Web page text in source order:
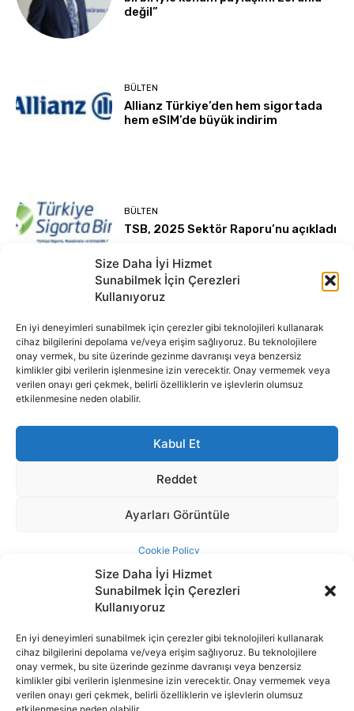
Size Daha İyi Hizmet
Sunabilmek İçin Çerezleri
Kullanıyoruz
En iyi deneyimleri sunabilmek için çerezler gibi teknolojileri kullanarak
cihaz bilgilerini depolama ve/veya erişim sağlıyoruz. Bu teknolojilere
onay vermek, bu site üzerinde gezinme davranışı veya benzersiz
kimlikler gibi verilerin işlenmesine izin verecektir. Onay vermemek veya
verilen onayı geri çekmek, belirli özelliklerin ve işlevlerin olumsuz
İnternet portalımızda yer alan tüm haber metini, resim ve benzeri
içeriğin hakları Sigortamedya Yayıncılık A.Ş.'ye aittir. Hiçbir şekilde
basılı ya da elektronik bir ortamda, kaynak gösterilse bile izin
alınmadan kullanılamaz.